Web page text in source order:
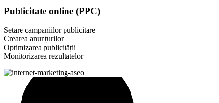
Publicitate online (PPC)
Setare campaniilor publicitare
Crearea anunțurilor
Optimizarea publicității
Monitorizarea rezultatelor